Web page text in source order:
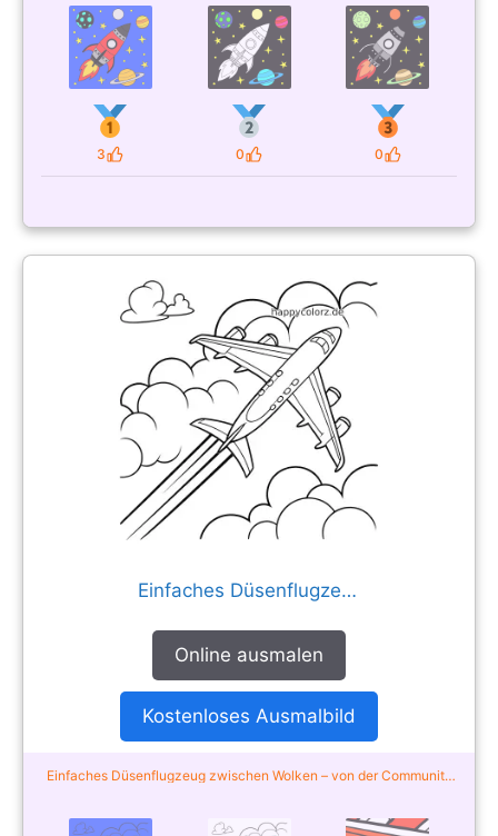
3
Likes 0
Likes 0
Likes
Einfaches Düsenflugzeug zwischen Wolken
Online ausmalen
Kostenloses Ausmalbild
Einfaches Düsenflugzeug zwischen Wolken – von der Community